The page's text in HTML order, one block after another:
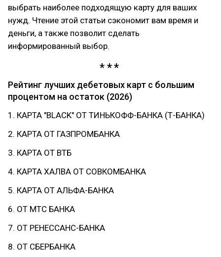
выбрать наиболее подходящую карту для ваших
нужд. Чтение этой статьи сэкономит вам время и
деньги, а также позволит сделать
информированный выбор.
Рейтинг лучших дебетовых карт с большим
процентом на остаток (2026)
1. КАРТА "BLACK" ОТ ТИНЬКОФФ-БАНКА (Т-БАНКА)
2. КАРТА ОТ ГАЗПРОМБАНКА
3. КАРТА ОТ ВТБ
4. КАРТА ХАЛВА ОТ СОВКОМБАНКА
5. КАРТА ОТ АЛЬФА-БАНКА
6. ОТ МТС БАНКА
7. ОТ РЕНЕССАНС-БАНКА
8. ОТ СБЕРБАНКА